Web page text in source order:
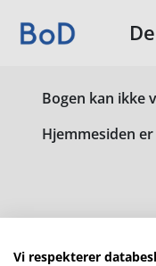
Bogen kan ikke
Hjemmesiden
Vi respekterer